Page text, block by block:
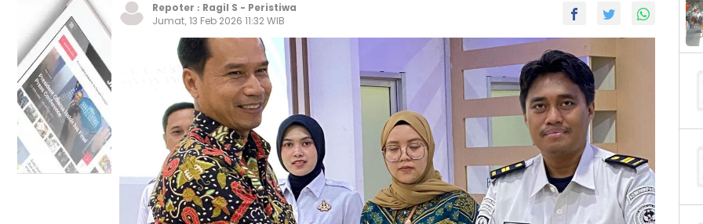
Repoter : Ragil S - Peristiwa
Jumat, 13 Feb 2026 11:32 WIB